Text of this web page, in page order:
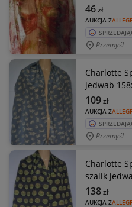
AUKCJA Z
46zł
Przemyśl
Charlotte
jedwab
AUKCJA Z
109zł
Przemyśl
Charlotte
szalik
AUKCJA Z
138zł